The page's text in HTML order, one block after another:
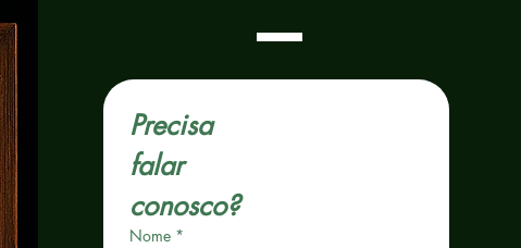
Precisa
falar
conosco?
Nome *